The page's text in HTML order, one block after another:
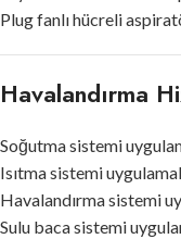
Plug fanlı hücreli
Havalandırma
Soğutma sistemi
Isıtma sistemi
Havalandırma sistemi
Sulu baca sistemi